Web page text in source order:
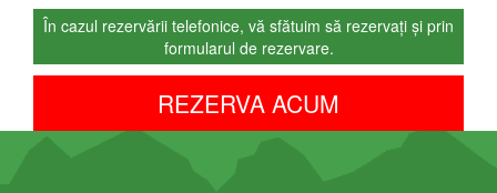
În cazul rezervării telefonice, vă sfătuim să rezervați și prin
formularul de rezervare.
REZERVA ACUM